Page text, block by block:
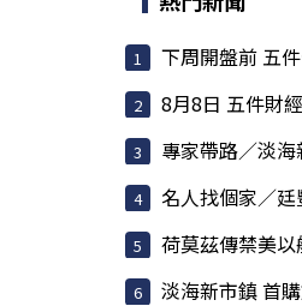
下周開盤前 五件值
8月8日 五件財
專家帶路／淡海新市鎮低
名人找個家／廷豐金融科技
荷莫茲傳禁美以船隻通行
淡海新市鎮 首